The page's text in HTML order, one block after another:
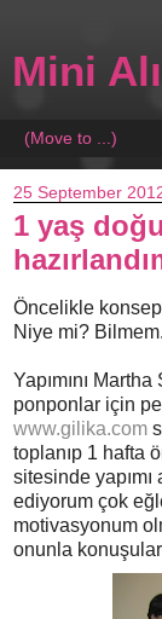
Mini
25 September
1 yaş
Öncelikle
Niye mi?
Yapımını
ponponlar için
www.gilika.com
toplanıp 1 hafta
sitesinde
ediyorum çok
motivasyonum
onunla